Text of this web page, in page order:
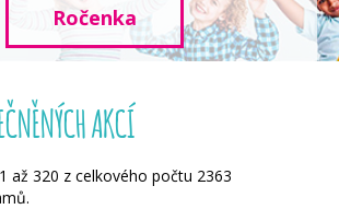
Ročenka
AKCÍ
až 320 z celkového počtu 2363